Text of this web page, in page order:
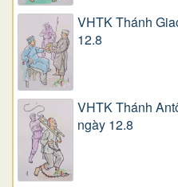
VHTK Thánh
12.8
VHTK Thánh
ngày 12.8